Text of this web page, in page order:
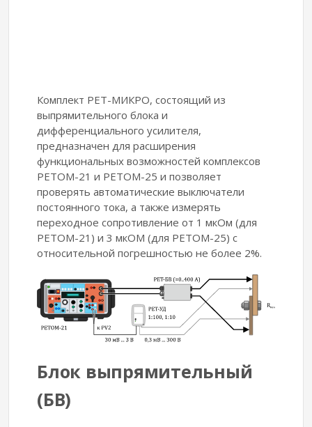
Комплект РЕТ-МИКРО, состоящий из
выпрямительного блока и
дифференциального усилителя,
предназначен для расширения
функциональных возможностей комплексов
РЕТОМ-21 и РЕТОМ-25 и позволяет
проверять автоматические выключатели
постоянного тока, а также измерять
переходное сопротивление от 1 мкОм (для
РЕТОМ-21) и 3 мкОМ (для РЕТОМ-25) с
относительной погрешностью не более 2%.
Блок выпрямительный
(БВ)